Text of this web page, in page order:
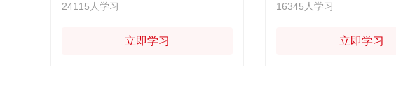
24115人学习
立即学习
16345人学习
立即学习